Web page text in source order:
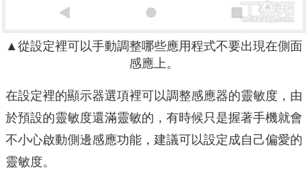
▲從設定裡可以手動調整哪些應用程式不要出現在側面
感應上。
在設定裡的顯示器選項裡可以調整感應器的靈敏度，由
於預設的靈敏度還滿靈敏的，有時候只是握著手機就會
不小心啟動側邊感應功能，建議可以設定成自己偏愛的
靈敏度。